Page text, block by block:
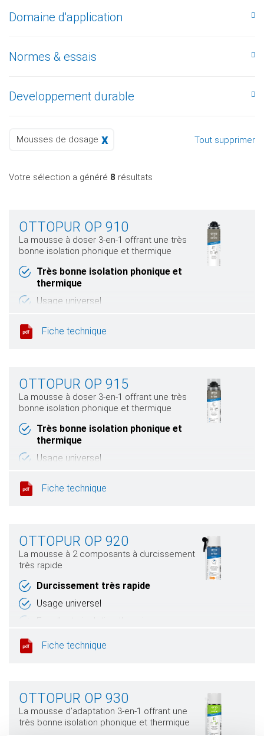
Domaine d'application
Normes & essais
Developpement durable
Tout supprimer
Mousses de dosage
Votre sélection a généré 8 résultats
OTTOPUR OP 910
La mousse à doser 3-en-1 offrant une très
bonne isolation phonique et thermique
Très bonne isolation phonique et
thermique
Usage universel
Fiche technique
OTTOPUR OP 915
La mousse à doser 3-en-1 offrant une très
bonne isolation phonique et thermique
Très bonne isolation phonique et
thermique
Usage universel
Fiche technique
OTTOPUR OP 920
La mousse à 2 composants à durcissement
très rapide
Durcissement très rapide
Usage universel
Très bonne isolation phonique
Fiche technique
OTTOPUR OP 930
La mousse d’adaptation 3-en-1 offrant une
très bonne isolation phonique et thermique